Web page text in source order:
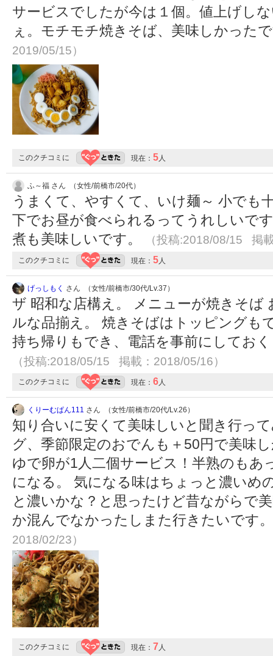
サービスでしたが今は１個。値上げし
ぇ。モチモチ焼きそば、美味しかった
2019/05/15）
このクチコミに 現在： 5人
ふ～福 さん （女性/前橋市/20代）
うまくて、やすくて、いけ麺～ 小でも
下でお昼が食べられるってうれしいで
煮も美味しいです。
（投稿:2018/08/15 掲
このクチコミに 現在： 5人
げっしもく さん （女性/前橋市/30代/Lv.37）
ザ 昭和な店構え。 メニューが焼きそば
ルな品揃え。 焼きそばはトッピングも
持ち帰りもでき、電話を事前にしてお
（投稿:2018/05/15 掲載：2018/05/16）
このクチコミに 現在： 6人
くりーむぱん111 さん （女性/前橋市/20代/Lv.26）
知り合いに安くて美味しいと聞き行っ
グ、季節限定のおでんも＋50円で美味
ゆで卵が1人二個サービス！半熟のもあ
になる。 気になる味はちょっと濃いめ
と濃いかな？と思ったけど昔ながらで
か混んでなかったしまた行きたいです
2018/02/23）
このクチコミに 現在： 7人